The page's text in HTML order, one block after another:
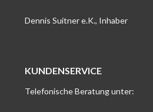
Dennis Suitner e.K., Inhaber
KUNDENSERVICE
Telefonische Beratung unter: